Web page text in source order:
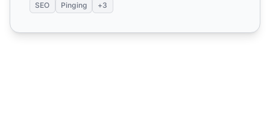
SEO Pinging +3